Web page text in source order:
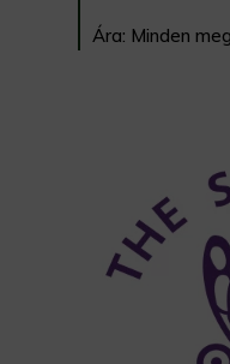
Ára: Minden